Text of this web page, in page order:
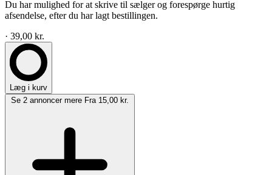
Du har mulighed for at skrive til sælger og forespørge hurtig
afsendelse, efter du har lagt bestillingen.
· 39,00 kr.
Læg i kurv
Se 2 annoncer mere Fra 15,00 kr.